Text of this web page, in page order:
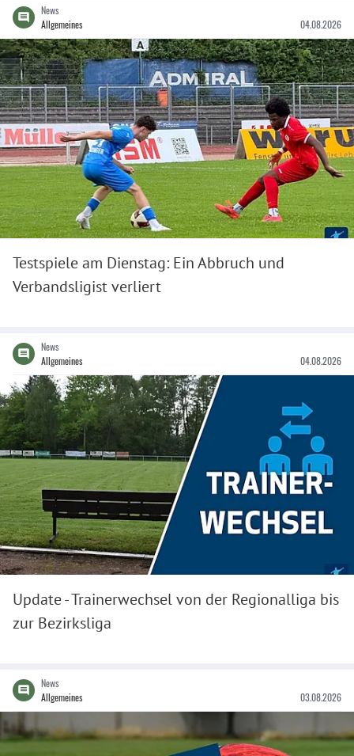
News
Allgemeines
04.08.2026
Testspiele am Dienstag: Ein Abbruch und
Verbandsligist verliert
News
Allgemeines
04.08.2026
Update - Trainerwechsel von der Regionalliga bis
zur Bezirksliga
News
Allgemeines
03.08.2026